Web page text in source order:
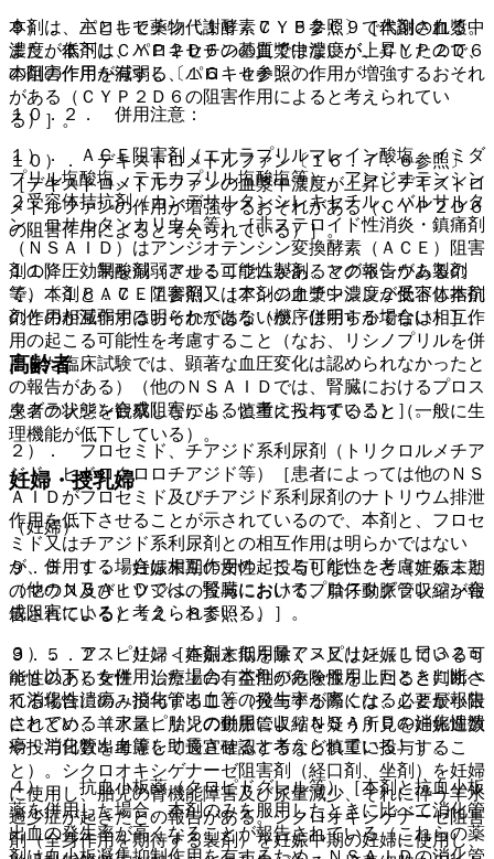
９）． パロキセチン〔１６．７．５参照〕［本剤の血漿中
濃度が低下し、パロキセチンの血漿中濃度が上昇したので、
本剤の作用が減弱し、パロキセチンの作用が増強するおそれ
がある（ＣＹＰ２Ｄ６の阻害作用によると考えられてい
る）］。
１０）． デキストロメトルファン〔１６．７．６参照〕
［デキストロメトルファンの血漿中濃度が上昇しデキストロ
メトルファンの作用が増強するおそれがある（ＣＹＰ２Ｄ６
の阻害作用によると考えられている）］。
１１）． 制酸剤（アルミニウム製剤、マグネシウム製剤
等）〔１６．７．７参照〕［本剤の血漿中濃度が低下し本剤
の作用が減弱するおそれがある（機序は明らかでない）］。
高齢者
患者の状態を観察しながら、慎重に投与すること（一般に生
理機能が低下している）。
妊婦・授乳婦
（妊婦）
９．５．１． 妊娠末期の女性：投与しないこと（妊娠末期
のマウス及びヒツジへの投与において、胎仔動脈管収縮が報
告されている）〔２．８参照〕。
９．５．２． 妊婦＜妊娠末期を除く＞又は妊娠している可
能性のある女性：治療上の有益性が危険性を上回ると判断さ
れる場合にのみ投与すること（投与する際には、必要最小限
にとどめ、羊水量、胎児の動脈管収縮を疑う所見を妊娠週数
や投与日数を考慮して適宜確認するなど慎重に投与するこ
と）。シクロオキシゲナーゼ阻害剤（経口剤、坐剤）を妊婦
に使用し、胎児の腎機能障害及び尿量減少、それに伴う羊水
過少症が起きたとの報告がある。シクロオキシゲナーゼ阻害
剤（全身作用を期待する製剤）を妊娠中期の妊婦に使用し、
本剤は、主として薬物代謝酵素ＣＹＰ２Ｃ９で代謝される。
また、本剤はＣＹＰ２Ｄ６の基質ではないが、ＣＹＰ２Ｄ６
の阻害作用を有する〔１６．４参照〕。
１０．２． 併用注意：
１）． ＡＣＥ阻害剤（エナラプリルマレイン酸塩、イミダ
プリル塩酸塩、テモカプリル塩酸塩等）、アンジオテンシン
２受容体拮抗剤（カンデサルタンシレキセチル、バルサルタ
ン、ロサルタンカリウム等）［非ステロイド性消炎・鎮痛剤
（ＮＳＡＩＤ）はアンジオテンシン変換酵素（ＡＣＥ）阻害
剤の降圧効果を減弱させる可能性があるとの報告があるの
で、本剤とＡＣＥ阻害剤又はアンジオテンシン２受容体拮抗
剤との相互作用は明らかではないが、併用する場合は相互作
用の起こる可能性を考慮すること（なお、リシノプリルを併
用した臨床試験では、顕著な血圧変化は認められなかったと
の報告がある）（他のＮＳＡＩＤでは、腎臓におけるプロス
タグランジン合成阻害によると考えられている）］。
２）． フロセミド、チアジド系利尿剤（トリクロルメチア
ジド、ヒドロクロロチアジド等）［患者によっては他のＮＳ
ＡＩＤがフロセミド及びチアジド系利尿剤のナトリウム排泄
作用を低下させることが示されているので、本剤と、フロセ
ミド又はチアジド系利尿剤との相互作用は明らかではない
が、併用する場合は相互作用の起こる可能性を考慮すること
（他のＮＳＡＩＤでは、腎臓におけるプロスタグランジン合
成阻害によると考えられている）］。
３）． アスピリン［本剤と低用量アスピリン（１日３２５
ｍｇ以下）を併用した場合、本剤のみを服用したときに比べ
て消化性潰瘍・消化管出血等の発生率が高くなることが報告
されている（アスピリンの併用によりＮＳＡＩＤの消化性潰
瘍・消化管出血等を助長させると考えられている）］。
４）． 抗血小板薬（クロピドグレル等）［本剤と抗血小板
薬を併用した場合、本剤のみを服用したときに比べて消化管
出血の発生率が高くなることが報告されている（これらの薬